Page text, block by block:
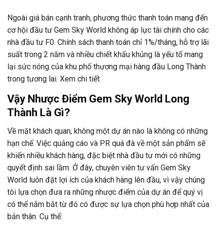
Ngoài giá bán cạnh tranh, phương thức thanh toán mang đến
cơ hội đầu tư Gem Sky World không áp lực tài chính cho các
nhà đầu tư F0. Chính sách thanh toán chỉ 1%/tháng, hỗ trợ lãi
suất trong 2 năm và nhiều chiết khấu khủng là yếu tố mang
lại sức nóng của khu phố thương mại hàng đầu Long Thành
trong tương lai. Xem chi tiết
Vậy Nhược Điểm Gem Sky World Long
Thành Là Gì?
Về mặt khách quan, không một dự án nào là không có những
hạn chế. Việc quảng cáo và PR quá đà về một sản phẩm sẽ
khiến nhiều khách hàng, đặc biệt nhà đầu tư mới có những
quyết định sai lầm. Ở đây, chuyên viên tư vấn Gem Sky
World luôn đặt lợi ích của khách hàng lên đầu, vì vậy chúng
tôi lựa chọn đưa ra những nhược điểm của dự án để quý vị
có thể nắm bắt từ đó có được sự lựa chọn phù hợp nhất của
bản thân. Cụ thể: